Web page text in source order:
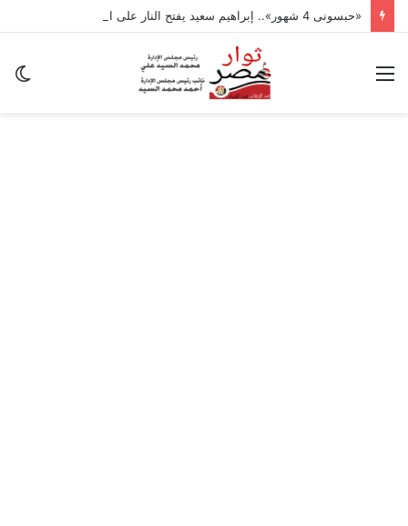
القائمة